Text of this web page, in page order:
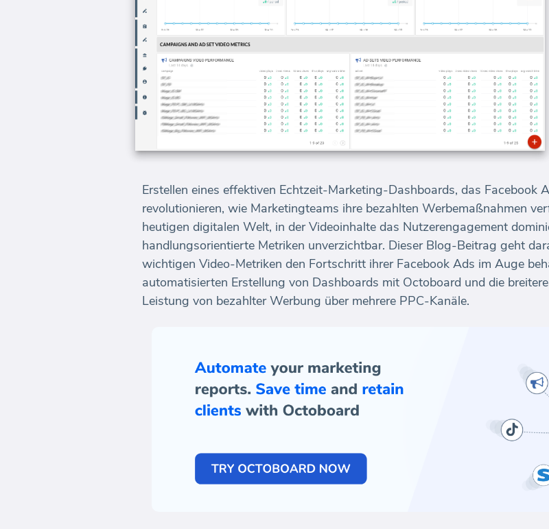
Erstellen eines effektiven Echtzeit-Marketing-Dashboards, das
revolutionieren, wie Marketingteams ihre bezahlten Werbemaßnahmen
heutigen digitalen Welt, in der Videoinhalte das Nutzerengagement
handlungsorientierte Metriken unverzichtbar. Dieser Blog-Beitrag geht
wichtigen Video-Metriken den Fortschritt ihrer Facebook Ads im Auge
automatisierten Erstellung von Dashboards mit Octoboard und die
Leistung von bezahlter Werbung über mehrere PPC-Kanäle.